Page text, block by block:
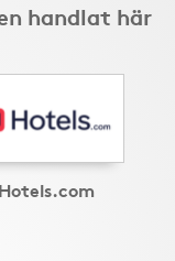
handlat här
Hotels.com